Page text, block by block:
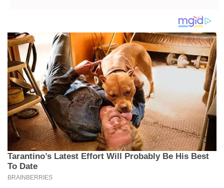
kancelar Nemačke:
IZBEGAO BRUKU